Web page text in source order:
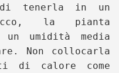
tenerla in un
la pianta
un umidità media
Non collocarla
di calore come